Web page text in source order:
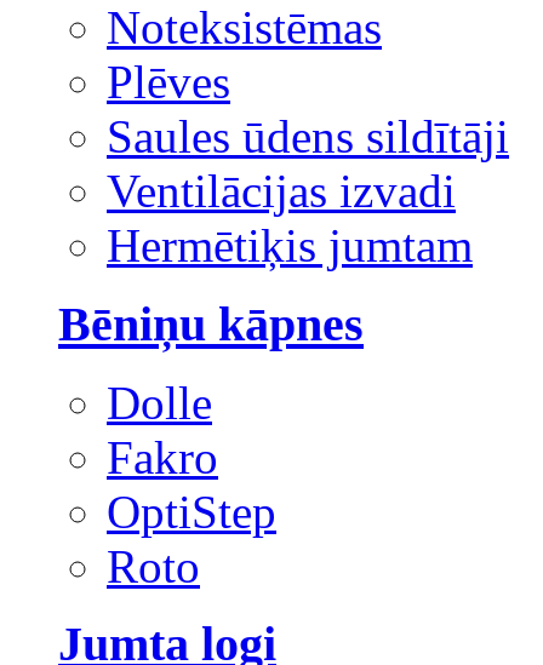
Noteksistēmas
Plēves
Saules ūdens sildītāji
Ventilācijas izvadi
Hermētiķis jumtam
Bēniņu kāpnes
Dolle
Fakro
OptiStep
Roto
Jumta logi